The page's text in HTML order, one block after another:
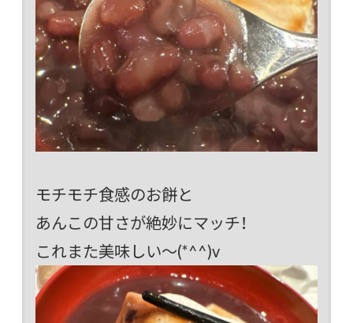
モチモチ食感のお餅と
あんこの甘さが絶妙にマッチ！
これまた美味しい～(*^^)v